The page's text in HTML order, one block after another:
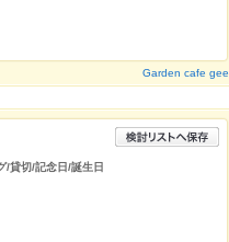
Garden cafe gee
/貸切/記念日/誕生日